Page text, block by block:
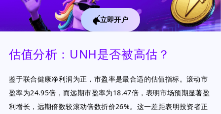
立即开户
估值分析：UNH是否被高估？
鉴于联合健康净利润为正，市盈率是最合适的估值指标。滚动市
盈率为24.95倍，而远期市盈率为18.47倍，表明市场预期显著盈
利增长，远期倍数较滚动倍数折价26%。这一差距表明投资者正